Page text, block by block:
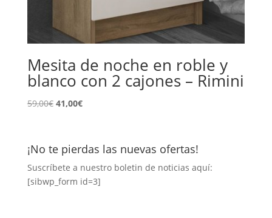
Mesita de noche en roble y
blanco con 2 cajones – Rimini
59,00€ El
era:
59,00€.
41,00€El
es:
¡No te pierdas las nuevas ofertas!
Suscríbete a nuestro boletin de noticias aquí:
[sibwp_form id=3]